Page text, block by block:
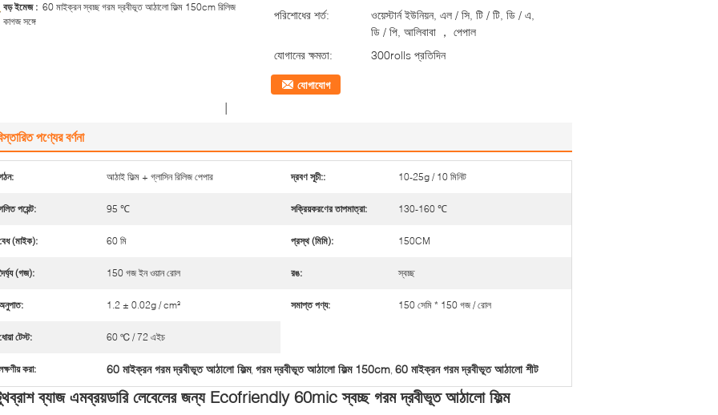
বড় ইমেজ : 60 মাইক্রন স্বচ্ছ গরম দ্রবীভূত আঠালো ফিল্ম 150cm রিলিজ
কাগজ সঙ্গে
পরিশোধের শর্ত:
ওয়েস্টার্ন ইউনিয়ন, এল / সি, টি / টি, ডি / এ,
ডি / পি, আলিবাবা ， পেপাল
যোগানের ক্ষমতা:
300rolls প্রতিদিন
যোগাযোগ
পণ্যের বর্ণনা
আঠাই ফিল্ম + গ্লাসিন রিলিজ পেপার দ্রবণ সূচী:: 10-25g / 10 মিনিট
পয়েন্ট: 95 ℃ সক্রিয়করণের তাপমাত্রা: 130-160 ℃
(মাইক): 60 মি প্রস্থ (মিমি): 150CM
(গজ): 150 গজ ইন ওয়ান রোল রঙ: স্বচ্ছ
1.2 ± 0.02g / cm³ সমাপ্ত পণ্য: 150 সেমি * 150 গজ / রোল
টেস্ট: 60 ℃ / 72 এইচ
করা: 60 মাইক্রন গরম দ্রবীভূত আঠালো ফিল্ম, গরম দ্রবীভূত আঠালো ফিল্ম 150cm, 60 মাইক্রন গরম দ্রবীভূত আঠালো শীট
ব্যাজ এমব্রয়ডারি লেবেলের জন্য Ecofriendly 60mic স্বচ্ছ গরম দ্রবীভূত আঠালো ফিল্ম